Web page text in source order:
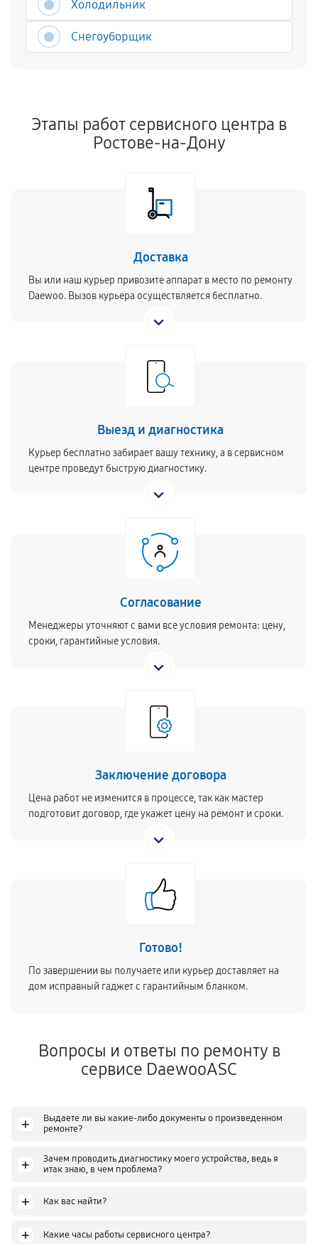
Холодильник
Снегоуборщик
Этапы работ сервисного центра в
Ростове-на-Дону
Доставка
Вы или наш курьер привозите аппарат в место по ремонту
Daewoo. Вызов курьера осуществляется бесплатно.
Выезд и диагностика
Курьер бесплатно забирает вашу технику, а в сервисном
центре проведут быструю диагностику.
Согласование
Менеджеры уточняют с вами все условия ремонта: цену,
сроки, гарантийные условия.
Заключение договора
Цена работ не изменится в процессе, так как мастер
подготовит договор, где укажет цену на ремонт и сроки.
Готово!
По завершении вы получаете или курьер доставляет на
дом исправный гаджет с гарантийным бланком.
Вопросы и ответы по ремонту в
сервисе DaewooASC
+
Выдаете ли вы какие-либо документы о произведенном
ремонте?
+
Зачем проводить диагностику моего устройства, ведь я
итак знаю, в чем проблема?
+ Как вас найти?
+ Какие часы работы сервисного центра?